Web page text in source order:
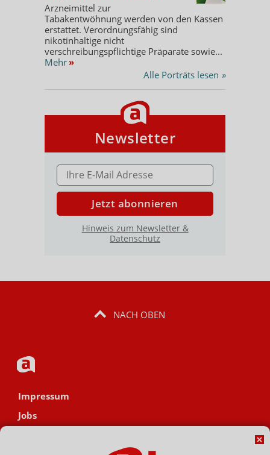
Arzneimittel zur
Tabakentwöhnung werden von den Kassen
erstattet. Verordnungsfähig sind
nikotinhaltige nicht
verschreibungspflichtige Präparate sowie...
Mehr »
Alle Porträts lesen »
Newsletter
E-MAIL ADRESSE
Jetzt abonnieren
Hinweis zum Newsletter &
Datenschutz
NACH OBEN
Impressum
Jobs